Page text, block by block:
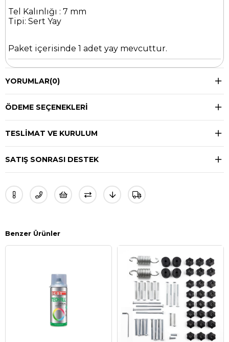
Tel Kalınlığı : 7 mm
Tipi: Sert Yay
Paket içerisinde 1 adet yay mevcuttur.
YORUMLAR(0)
ÖDEME SEÇENEKLERI
TESLIMAT VE KURULUM
SATIŞ SONRASI DESTEK
Benzer Ürünler